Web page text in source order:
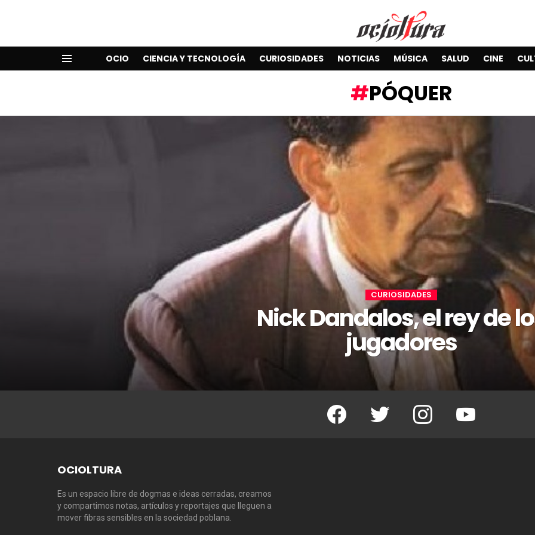
OCIO CIENCIA Y TECNOLOGÍA CURIOSIDADES NOTICIAS MÚSICA SALUD CINE
PÓQUER
CURIOSIDADES
Nick Dandalos, el rey de
jugadores
Facebook Twitter Instagram Youtube
OCIOLTURA
Es un espacio libre de dogmas e ideas cerradas, creamos
y compartimos notas, artículos y reportajes que lleguen a
mover fibras sensibles en la sociedad poblana.